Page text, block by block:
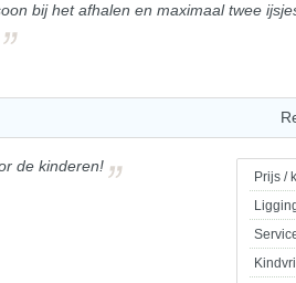
bij het afhalen en maximaal twee
Prijs /
de kinderen!